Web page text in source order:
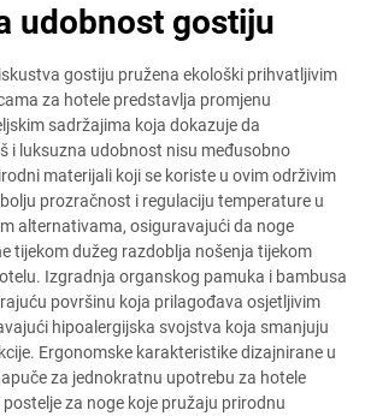
udobnost gostiju
gostiju pružena ekološki prihvatljivim
za hotele predstavlja promjenu
sadržajima koja dokazuje da
i luksuzna udobnost nisu međusobno
materijali koji se koriste u ovim održivim
prozračnost i regulaciju temperature u
alternativama, osiguravajući da noge
tijekom dužeg razdoblja nošenja tijekom
Izgradnja organskog pamuka i bambusa
površinu koja prilagođava osjetljivim
hipoalergijska svojstva koja smanjuju
Ergonomske karakteristike dizajnirane u
za jednokratnu upotrebu za hotele
za noge koje pružaju prirodnu